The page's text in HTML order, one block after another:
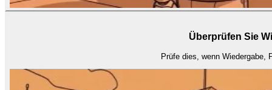
Überprüfen Sie
Prüfe dies, wenn Wiedergabe,